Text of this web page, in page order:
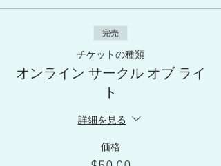
完売
チケットの種類
オンライン サークル オブ ライ
ト
詳細を見る
価格